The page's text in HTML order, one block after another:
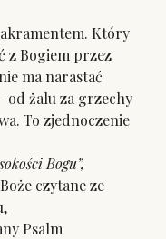
Który
z Bogiem przez
ma narastać
od żalu za grzechy
To zjednoczenie
Bogu”,
czytane ze
Psalm